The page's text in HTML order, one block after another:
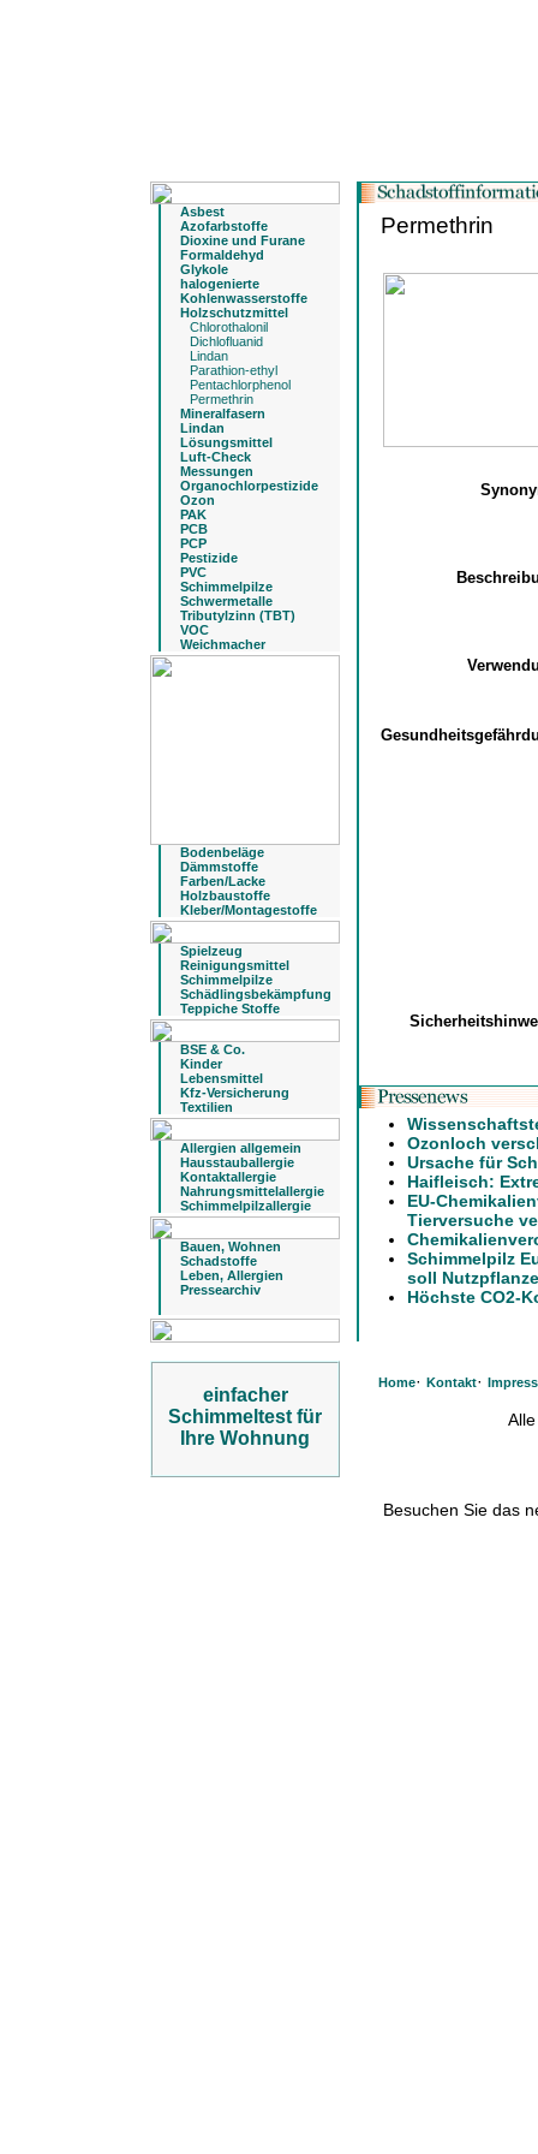
Asbest
Azofarbstoffe
Dioxine und Furane
Formaldehyd
Glykole
halogenierte
Kohlenwasserstoffe
Holzschutzmittel
Chlorothalonil
Dichlofluanid
Lindan
Parathion-ethyl
Pentachlorphenol
Permethrin
Mineralfasern
Lindan
Lösungsmittel
Luft-Check
Messungen
Organochlorpestizide
Ozon
PAK
PCB
PCP
Pestizide
PVC
Schimmelpilze
Schwermetalle
Tributylzinn (TBT)
VOC
Weichmacher
Bodenbeläge
Dämmstoffe
Farben/Lacke
Holzbaustoffe
Kleber/Montagestoffe
Spielzeug
Reinigungsmittel
Schimmelpilze
Schädlingsbekämpfung
Teppiche Stoffe
BSE & Co.
Kinder
Lebensmittel
Kfz-Versicherung
Textilien
Allergien allgemein
Hausstauballergie
Kontaktallergie
Nahrungsmittelallergie
Schimmelpilzallergie
Bauen, Wohnen
Schadstoffe
Leben, Allergien
Pressearchiv
einfacher
Schimmeltest für
Ihre Wohnung
Permethrin
Ozonloch
Ursache für
Haifleisch:
EU-
Tierversuche
Schimmelpilz
soll
Höchste CO2-
Home· Kontakt·
Besuchen Sie das